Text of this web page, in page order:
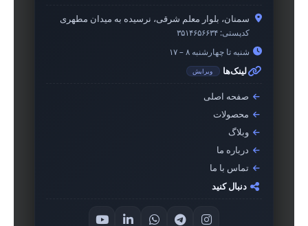
سمنان، بلوار معلم شرقی، نرسیده به میدان مطهری
کدپستی: ۳۵۱۴۶۵۶۶۳۴
شنبه تا چهارشنبه ۸ – ۱۷
لینک‌ها ویرایش
صفحه اصلی
محصولات
وبلاگ
درباره ما
تماس با ما
دنبال کنید